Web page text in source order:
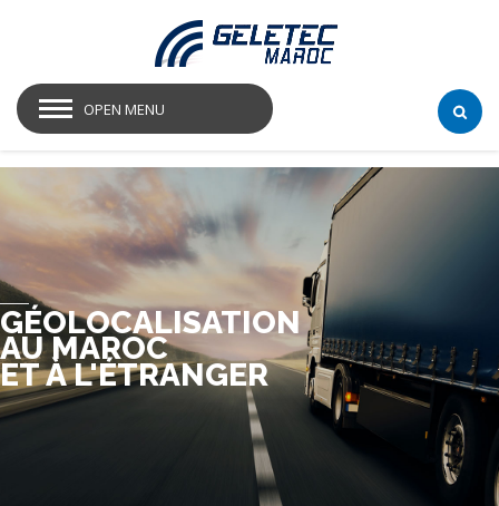
OPEN MENU
ET À L'ÉTRANGER
AU MAROC
GÉOLOCALISATION